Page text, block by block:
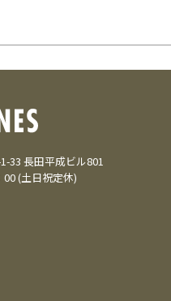
33 長田平成ビル801
(土日祝定休)